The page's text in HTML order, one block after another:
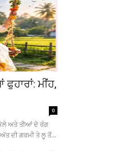
ਮੀਂਹ,
0
ਮੇਲੇ ਅਤੇ ਤੀਆਂ ਦੇ ਰੰਗ
ਦੀ ਗਰਮੀ ਤੇ ਲੂ ਤੋਂ...